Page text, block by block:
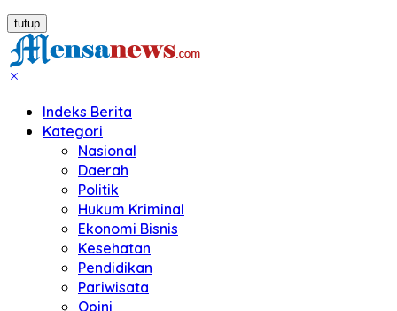
tutup
Indeks Berita
Kategori
Nasional
Daerah
Politik
Hukum Kriminal
Ekonomi Bisnis
Kesehatan
Pendidikan
Pariwisata
Opini